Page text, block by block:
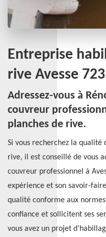
Entreprise
rive Avesse
Adressez-vous à
couvreur
planches de rive.
Si vous recherchez la qualité
rive, il est conseillé de vous
couvreur professionnel à
expérience et son savoir-
qualité conforme aux
confiance et sollicitent ses
vous avez un projet